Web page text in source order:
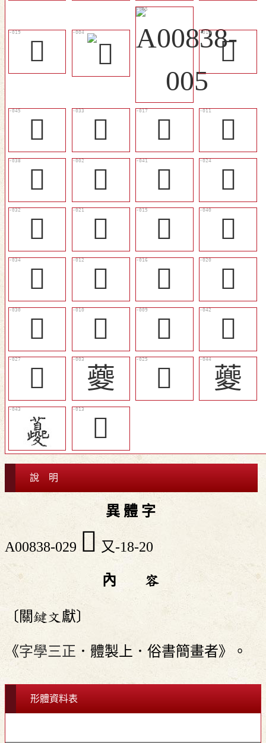
󱊢 󱊝
𣀚 𩠰 󱊠
󱊚
󱊲
𣦞 󱊴
󱊧
󱊯
󱊤 󱊞
󱊳
󱊰
󱊛 󱊟
󱊣
󱊭
󱊙 󱊘
󱊵
󱊪
䕫 󱊨
𧃰
󱊜
說 明
異 體 字
A00838-029 󱊬 又-18-20
內 容
〔關鍵文獻〕
《字學三正 ．體製上．俗書簡畫者》。
形體資料表